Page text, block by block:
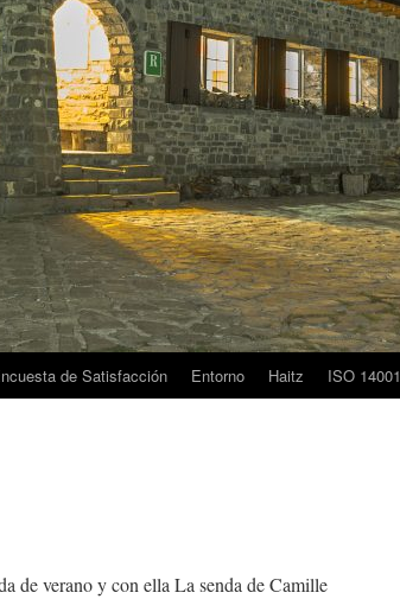
de Satisfacción Entorno Haitz ISO 14001
de verano y con ella La senda de Camille